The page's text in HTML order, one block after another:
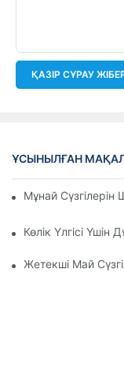
ҚАЗІР СҰРАУ
ҰСЫНЫЛҒАН
Мұнай
Көлік Үлгісі Үшін
Жетекші Май